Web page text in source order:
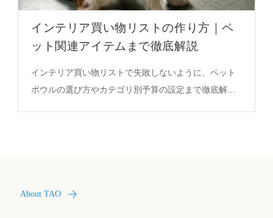
インテリア買い物リストの作り方｜ペ
ット関連アイテムまで徹底解説
インテリア買い物リストで失敗しないように、ペット
ボウルの選び方やカテゴリ別予算の設定まで徹底解
About TAO